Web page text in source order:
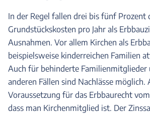
In der Regel fallen drei bis fünf Prozent
Grundstückskosten pro Jahr als
Ausnahmen. Vor allem Kirchen als
beispielsweise kinderreichen Familien
Auch für behinderte Familienmitglieder
anderen Fällen sind Nachlässe
Voraussetzung für das Erbbaurecht
dass man Kirchenmitglied ist. Der